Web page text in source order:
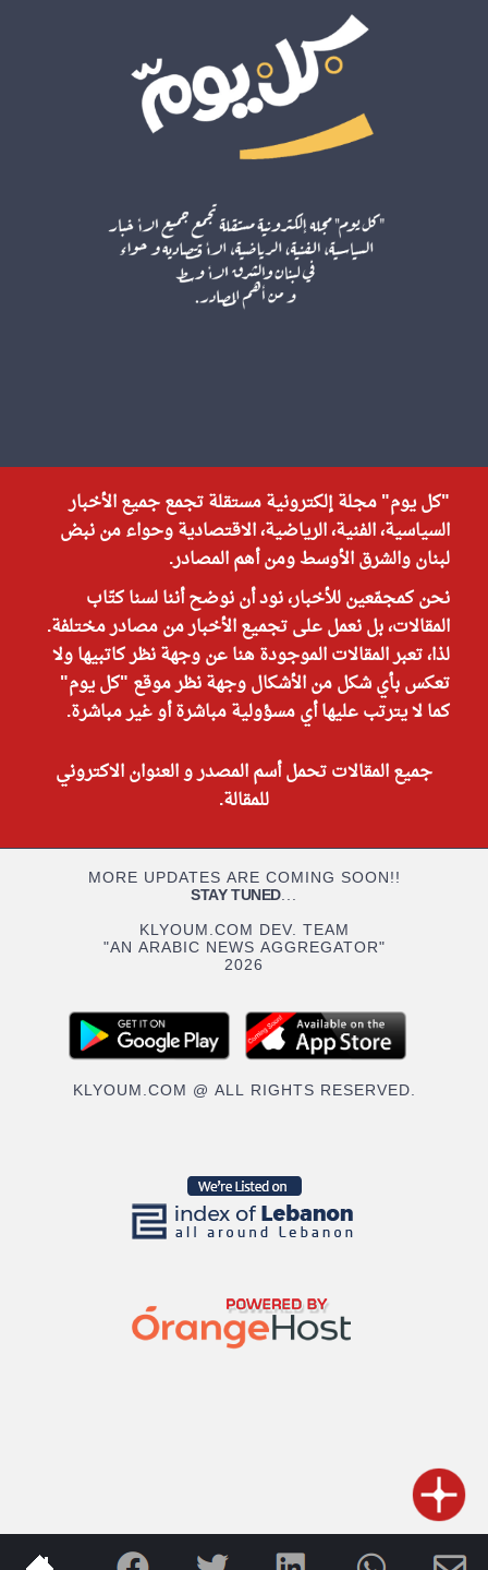
"كل يوم" مجلة إلكترونية مستقلة تجمع جميع الأخبار
السياسية، الفنية، الرياضية، الاقتصادية وحواء من نبض
لبنان والشرق الأوسط ومن أهم المصادر.
نحن كمجمّعين للأخبار، نود أن نوضح أننا لسنا كتّاب
المقالات، بل نعمل على تجميع الأخبار من مصادر مختلفة.
لذا، تعبر المقالات الموجودة هنا عن وجهة نظر كاتبيها ولا
تعكس بأي شكل من الأشكال وجهة نظر موقع "كل يوم"
كما لا يترتب عليها أي مسؤولية مباشرة أو غير مباشرة.
جميع المقالات تحمل أسم المصدر و العنوان الاكتروني
للمقالة.
MORE UPDATES ARE COMING SOON!!
STAY TUNED...
KLYOUM.COM DEV. TEAM
"AN ARABIC NEWS AGGREGATOR"
2026
KLYOUM.COM @ ALL RIGHTS RESERVED.